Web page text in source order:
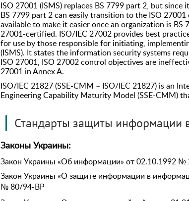
ISO 27001 (ISMS) replaces BS 7799 part 2, but
BS 7799 part 2 can easily transition to the ISO
available to make it easier once an organization is
27001-certified. ISO/IEC 27002 provides best
for use by those responsible for initiating,
(ISMS). It states the information security systems
ISO 27001, ISO 27002 control objectives are
27001 in Annex A.
ISO/IEC 21827 (SSE-CMM – ISO/IEC 21827) is an
Engineering Capability Maturity Model (SSE-CMM)
Стандарты защиты информации
Законы Украины:
Закон Украины «Об информации» от 02.10.1992 №
Закон Украины «О защите информации в
№ 80/94-ВР